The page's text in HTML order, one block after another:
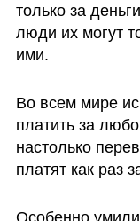
только за
люди их могут
ими.
Во всем мире
платить за
настолько
платят как раз
Особенно